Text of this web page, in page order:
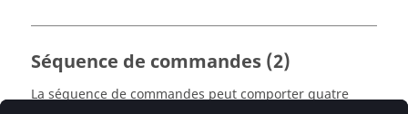
Séquence de commandes (2)
La séquence de commandes peut comporter quatre